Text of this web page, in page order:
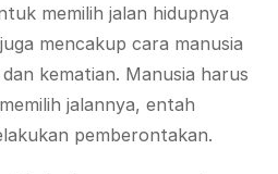
memilih jalan hidupnya
mencakup cara manusia
kematian. Manusia harus
jalannya, entah
pemberontakan.